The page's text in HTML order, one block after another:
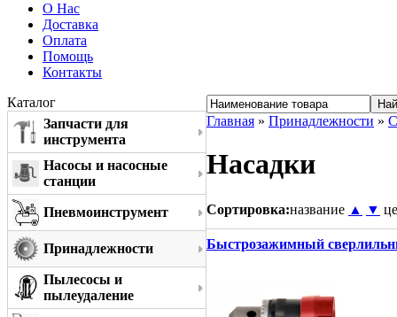
О Нас
Доставка
Оплата
Помощь
Контакты
Каталог
Запчасти для
инструмента
Насосы и насосные
станции
Пневмоинструмент
Принадлежности
Пылесосы и
пылеудаление
Главная » Принадлежности »
Насадки
Сортировка:название ▲ ▼
Быстрозажимный